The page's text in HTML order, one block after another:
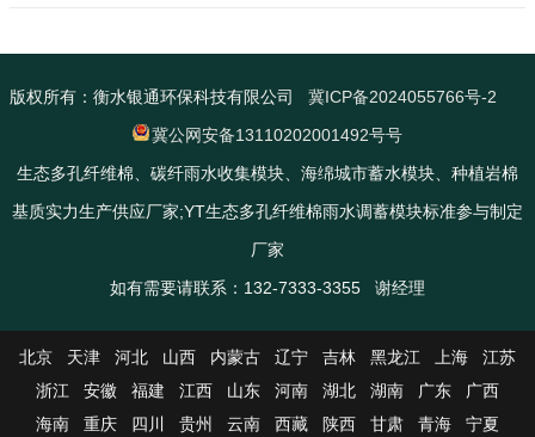
版权所有：衡水银通环保科技有限公司
冀ICP备2024055766号-2
冀公网安备13110202001492号号
生态多孔纤维棉、碳纤雨水收集模块、海绵城市蓄水模块、种植岩棉
基质实力生产供应厂家;YT生态多孔纤维棉雨水调蓄模块标准参与制定
厂家
如有需要请联系：132-7333-3355 谢经理
北京 天津 河北 山西 内蒙古 辽宁 吉林 黑龙江 上海
江苏
浙江
安徽 福建 江西 山东 河南 湖北 湖南 广东
广西
海南
重庆 四川 贵州 云南 西藏 陕西 甘肃 青海 宁夏